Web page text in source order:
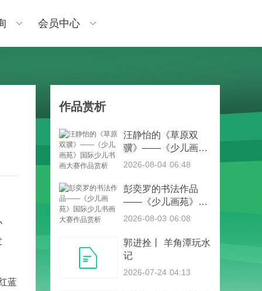
会员中心
蓝
作品赏析
汪静怡的《草原双
骥》——《少儿画
苑》国际少儿书画大
2026-08-04 06:48
彭奕罗的书法作品
——《少儿画苑》国
际少儿书画大赛作品
2026-08-03 06:08
郭进拴丨 羊角潭玩水
记
2026-07-24 04:13